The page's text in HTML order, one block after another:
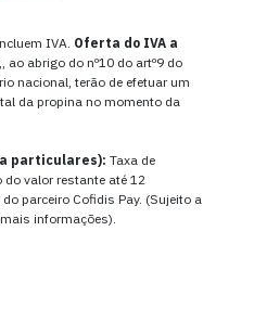
IVA. Oferta do IVA a
,, ao abrigo do nº10 do artº9 do
nacional, terão de efetuar um
da propina no momento da
particulares): Taxa de
valor restante até 12
parceiro Cofidis Pay. (Sujeito a
informações).